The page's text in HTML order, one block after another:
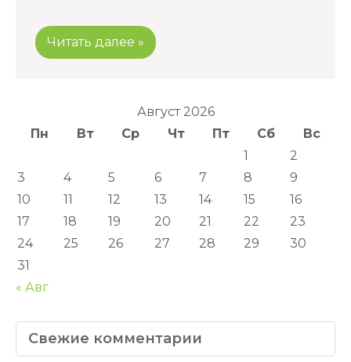
Читать далее »
Август 2026
Пн
Вт Ср Чт Пт Сб
Вс
1
2
3
4 5 6 7 8
9
10
11 12 13 14 15
16
17
18 19 20 21 22
23
24
25 26 27 28 29
30
31
« Авг
Свежие комментарии